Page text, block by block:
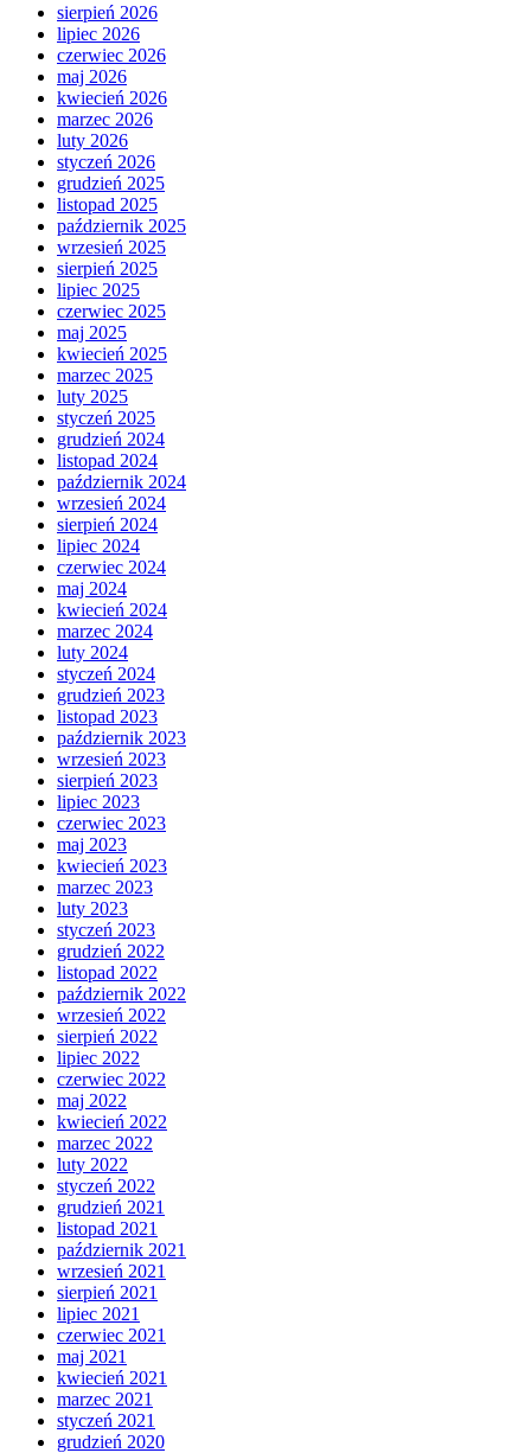
sierpień 2026
lipiec 2026
czerwiec 2026
maj 2026
kwiecień 2026
marzec 2026
luty 2026
styczeń 2026
grudzień 2025
listopad 2025
październik 2025
wrzesień 2025
sierpień 2025
lipiec 2025
czerwiec 2025
maj 2025
kwiecień 2025
marzec 2025
luty 2025
styczeń 2025
grudzień 2024
listopad 2024
październik 2024
wrzesień 2024
sierpień 2024
lipiec 2024
czerwiec 2024
maj 2024
kwiecień 2024
marzec 2024
luty 2024
styczeń 2024
grudzień 2023
listopad 2023
październik 2023
wrzesień 2023
sierpień 2023
lipiec 2023
czerwiec 2023
maj 2023
kwiecień 2023
marzec 2023
luty 2023
styczeń 2023
grudzień 2022
listopad 2022
październik 2022
wrzesień 2022
sierpień 2022
lipiec 2022
czerwiec 2022
maj 2022
kwiecień 2022
marzec 2022
luty 2022
styczeń 2022
grudzień 2021
listopad 2021
październik 2021
wrzesień 2021
sierpień 2021
lipiec 2021
czerwiec 2021
maj 2021
kwiecień 2021
marzec 2021
styczeń 2021
grudzień 2020